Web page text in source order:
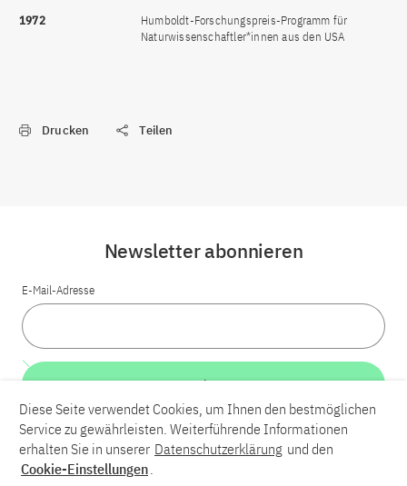
1972
Humboldt-Forschungspreis-Programm für
Naturwissenschaftler*innen aus den USA
Drucken Teilen
LinkedInBlueskyYouTube
Newsletter abonnieren
E-Mail-Adresse
Weiter
Diese Seite verwendet Cookies, um Ihnen den bestmöglichen
Service zu gewährleisten. Weiterführende Informationen
erhalten Sie in unserer Datenschutzerklärung und den
Cookie-Einstellungen.